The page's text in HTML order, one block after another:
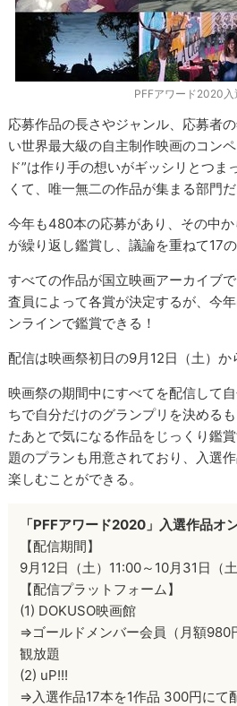
PFFアワード2020入
応募作品の長さやジャンル、応募者
い世界最大級の自主制作映画のコン
ド”は作り手の想いがギッシリとつ
くて、唯一無二の作品が集まる部門だ
今年も480本の応募があり、その中
が繰り返し鑑賞し、議論を重ねて17の
すべての作品が国立映画アーカイブ
査員によって各賞が決定するが、今
ンラインで鑑賞できる！
配信は映画祭初日の9月12日（土）か
映画祭の期間中にすべてを配信して
ちで自分だけのグランプリを決める
たあとで気になる作品をじっくり鑑
題のプランも用意されており、入選
楽しむことができる。
「PFFアワード2020」入選作品オ
【配信期間】
9月12日（土）11:00～10月31日（
【配信プラットフォーム】
(1) DOKUSO映画館
⇒ゴールドメンバー会員（月額980
観放題
(2) uP!!!
⇒入選作品17本を1作品 300円にて